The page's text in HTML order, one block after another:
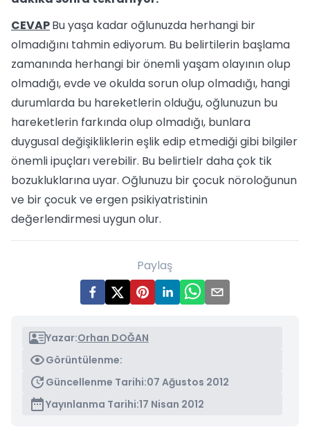
CEVAPBu yaşa kadar oğlunuzda herhangi bir
olmadığını tahmin ediyorum. Bu belirtilerin başlama
zamanında herhangi bir önemli yaşam olayının olup
olmadığı, evde ve okulda sorun olup olmadığı, hangi
durumlarda bu hareketlerin olduğu, oğlunuzun bu
hareketlerin farkında olup olmadığı, bunlara
duygusal değişikliklerin eşlik edip etmediği gibi bilgiler
önemli ipuçları verebilir. Bu belirtielr daha çok tik
bozukluklarına uyar. Oğlunuzu bir çocuk nöroloğunun
ve bir çocuk ve ergen psikiyatristinin
değerlendirmesi uygun olur.
Paylaş
Yazar:Orhan DOĞAN
Görüntülenme:
Güncellenme Tarihi:07 Ağustos 2012
Yayınlanma Tarihi:17 Nisan 2012